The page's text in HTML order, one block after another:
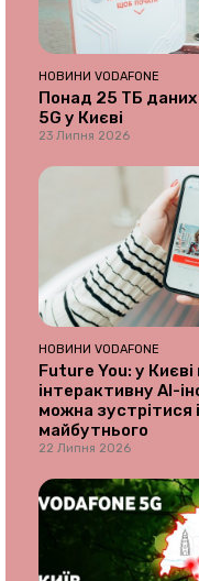
НОВИНИ VODAFONE
Понад 25 ТБ
5G у Києві
23 Липня 2026
НОВИНИ VODAFONE
Future You: у Києві
інтерактивну AI-
можна зустрітися
майбутнього
22 Липня 2026